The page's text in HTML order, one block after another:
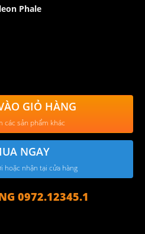
Phale
GIỎ HÀNG
các sản phẩm khác
NGAY
hoặc nhận tại cửa hàng
0972.12345.1